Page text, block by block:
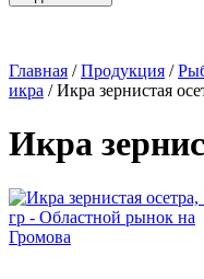
Главная /Продукция /
икра / Икра зернистая
Икра